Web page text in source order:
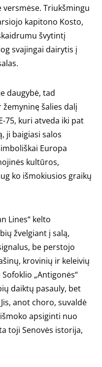
Triukšmingu
kapitono Kosto,
švytintį
svajingai dairytis į
daugybė, tad
šalies dalį
75, kuri atveda iki pat
ji baigiasi salos
Europa
kultūros,
ko išmokiusios graikų
Lines“ kelto
žvelgiant į salą,
be perstojo
krovinių ir keleivių
„Antigonės“
daiktų pasauly, bet
anot choro, suvaldė
apsiginti nuo
toji Senovės istorija,